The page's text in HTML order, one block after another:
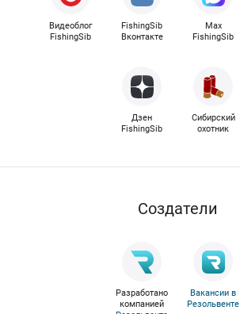
Видеоблог
FishingSib
FishingSib
Вконтакте
Max
FishingSib
Дзен
FishingSib
Сибирский
охотник
Cоздатели
Разработано
компанией
Вакансии в
Резольвенте